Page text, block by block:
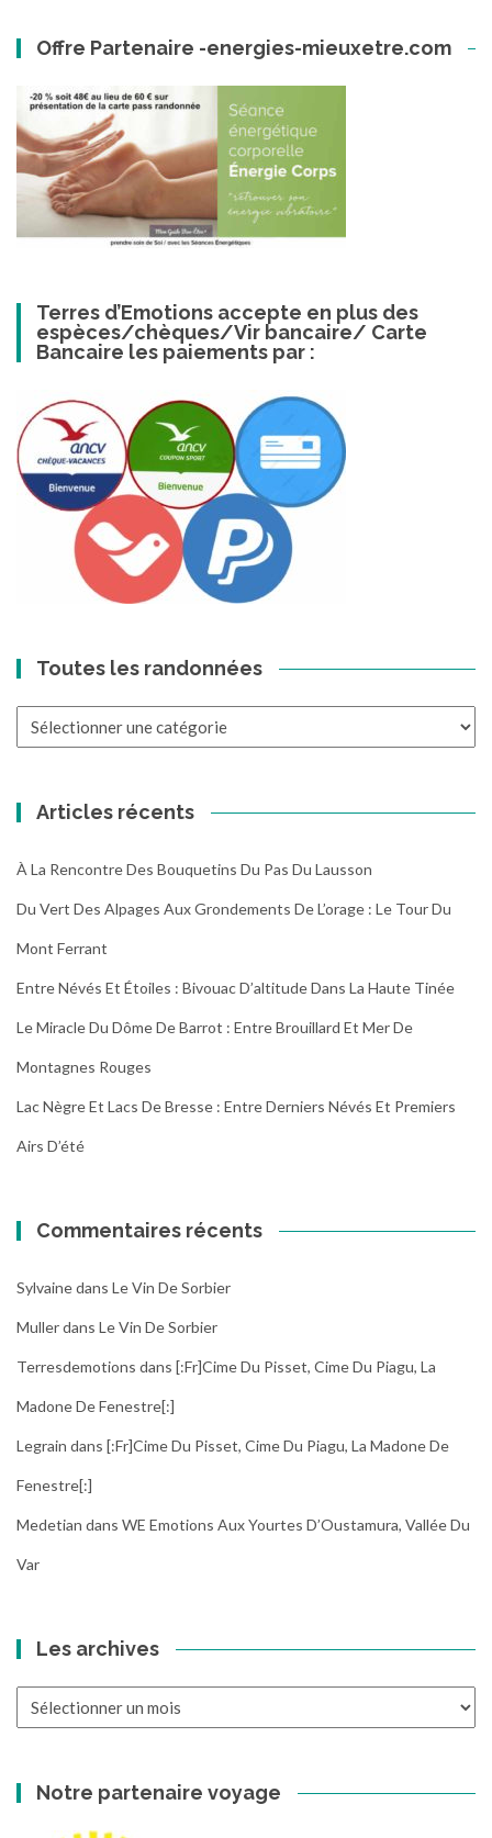
Offre Partenaire -energies-mieuxetre.com
Terres d’Emotions accepte en plus des
espèces/chèques/Vir bancaire/ Carte
Bancaire les paiements par :
Toutes les randonnées
Articles récents
À La Rencontre Des Bouquetins Du Pas Du Lausson
Du Vert Des Alpages Aux Grondements De L’orage : Le Tour Du
Mont Ferrant
Entre Névés Et Étoiles : Bivouac D’altitude Dans La Haute Tinée
Le Miracle Du Dôme De Barrot : Entre Brouillard Et Mer De
Montagnes Rouges
Lac Nègre Et Lacs De Bresse : Entre Derniers Névés Et Premiers
Airs D’été
Commentaires récents
Sylvainedans Le Vin De Sorbier
Mullerdans Le Vin De Sorbier
Terresdemotions dans [:fr]Cime Du Pisset, Cime Du Piagu, La
Madone De Fenestre[:]
Legrain dans [:fr]Cime Du Pisset, Cime Du Piagu, La Madone De
Fenestre[:]
Medetian dans WE Emotions Aux Yourtes D’Oustamura, Vallée Du
Var
Les archives
Notre partenaire voyage